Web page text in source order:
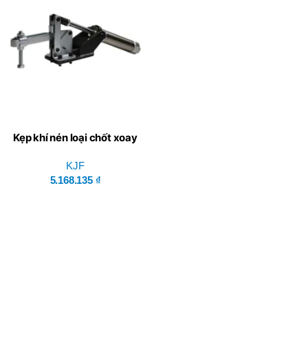
Kẹp khí nén loại chốt xoay
lanh 40×100
KJF
5.168.135 ₫